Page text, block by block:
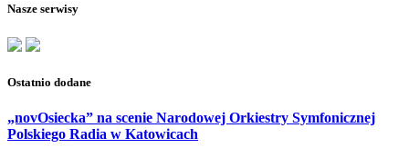
Nasze serwisy
Ostatnio dodane
„novOsiecka” na scenie Narodowej Orkiestry Symfonicznej
Polskiego Radia w Katowicach